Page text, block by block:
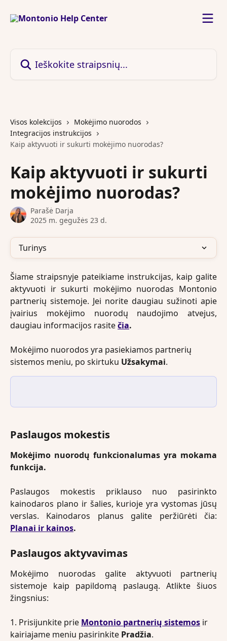
Visos kolekcijos
Mokėjimo nuorodos
Integracijos instrukcijos
Kaip aktyvuoti ir sukurti mokėjimo nuorodas?
Kaip aktyvuoti ir sukurti
mokėjimo nuorodas?
Parašė Darja
2025 m. gegužės 23 d.
Turinys
Šiame straipsnyje pateikiame instrukcijas, kaip galite
aktyvuoti ir sukurti mokėjimo nuorodas Montonio
partnerių sistemoje. Jei norite daugiau sužinoti apie
įvairius mokėjimo nuorodų naudojimo atvejus,
daugiau informacijos rasitečia.
Mokėjimo nuorodos yra pasiekiamos partnerių
sistemos meniu, po skirtuku Užsakymai.
Paslaugos mokestis
Mokėjimo nuorodų funkcionalumas yra mokama
funkcija.
Paslaugos mokestis priklauso nuo pasirinkto
kainodaros plano ir šalies, kurioje yra vystomas jūsų
verslas. Kainodaros planus galite peržiūrėti čia:
Planai ir kainos.
Paslaugos aktyvavimas
Mokėjimo nuorodas galite aktyvuoti partnerių
sistemoje kaip papildomą paslaugą. Atlikte šiuos
žingsnius:
1. Prisijunkite prie Montonio partnerių sistemos ir
kairiajame meniu pasirinkite Pradžia.